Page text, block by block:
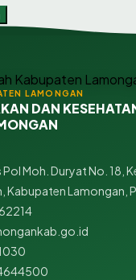
LAMONGAN
DAN
Pol Moh. Duryat No. 18,
Kabupaten Lamongan,